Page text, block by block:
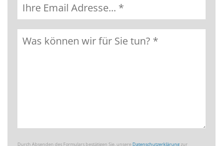
Durch Absenden des Formulars bestätigen Sie, unsereDatenschutzerklärungzur